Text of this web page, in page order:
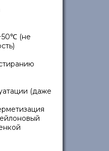
(не
(даже